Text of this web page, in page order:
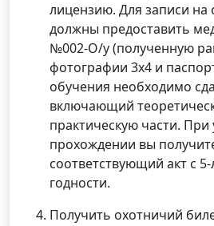
лицензию. Для записи на
должны предоставить
№002-О/у (полученную
фотографии 3х4 и
обучения необходимо
включающий
практическую части.
прохождении вы
соответствующий акт с
годности.
Получить охотничий